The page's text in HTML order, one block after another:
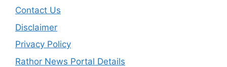
Contact Us
Disclaimer
Privacy Policy
Rathor News Portal Details